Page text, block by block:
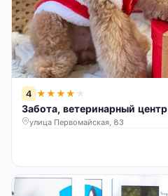
4 ★★★★ ★
Забота, ветеринарный центр
улица Первомайская, 83